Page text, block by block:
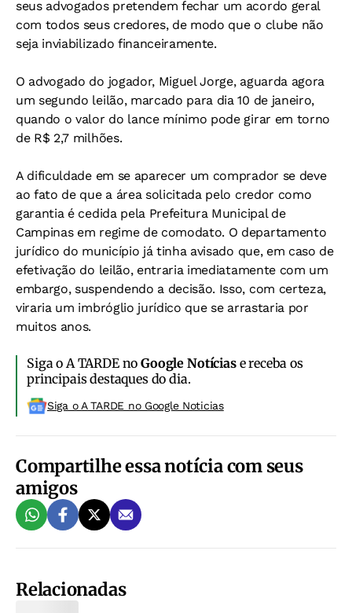
seus advogados pretendem fechar um acordo geral
com todos seus credores, de modo que o clube não
seja inviabilizado financeiramente.
O advogado do jogador, Miguel Jorge, aguarda agora
um segundo leilão, marcado para dia 10 de janeiro,
quando o valor do lance mínimo pode girar em torno
de R$ 2,7 milhões.
A dificuldade em se aparecer um comprador se deve
ao fato de que a área solicitada pelo credor como
garantia é cedida pela Prefeitura Municipal de
Campinas em regime de comodato. O departamento
jurídico do município já tinha avisado que, em caso de
efetivação do leilão, entraria imediatamente com um
embargo, suspendendo a decisão. Isso, com certeza,
viraria um imbróglio jurídico que se arrastaria por
muitos anos.
Siga o A TARDE noGoogle Notíciase receba os
principais destaques do dia.
Siga o A TARDE no Google Noticias
Compartilhe essa notícia com seus
amigos
Relacionadas